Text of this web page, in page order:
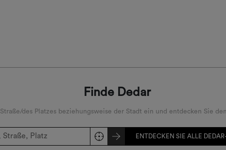
Finde Dedar
des Platzes beziehungsweise der Stadt ein und entdecken Sie
ENTDECKEN SIE ALLE